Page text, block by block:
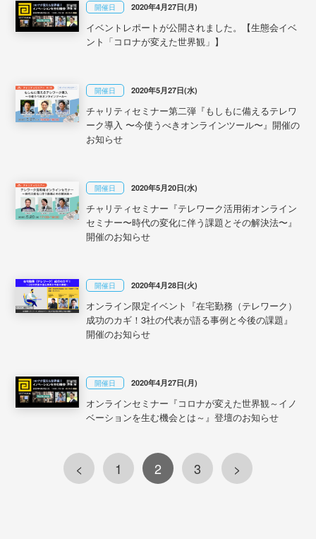
開催日 2020年4月27日(月)
イベントレポートが公開されました。【生態会イベ
ント「コロナが変えた世界観」】
開催日 2020年5月27日(水)
チャリティセミナー第二弾『もしもに備えるテレワ
ーク導入 〜今使うべきオンラインツール〜』開催の
お知らせ
開催日 2020年5月20日(水)
チャリティセミナー『テレワーク活用術オンライン
セミナー〜時代の変化に伴う課題とその解決法〜』
開催のお知らせ
開催日 2020年4月28日(火)
オンライン限定イベント『在宅勤務（テレワーク）
成功のカギ！3社の代表が語る事例と今後の課題』
開催のお知らせ
開催日 2020年4月27日(月)
オンラインセミナー『コロナが変えた世界観～イノ
ベーションを生む機会とは～』登壇のお知らせ
< 1 2 3 >